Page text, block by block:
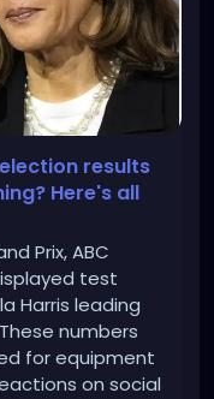
results
Here's all
Prix, ABC
test
Harris leading
numbers
for equipment
on social